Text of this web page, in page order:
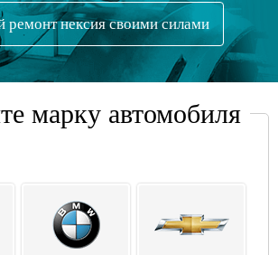
ремонт нексия своими силами
марку автомобиля